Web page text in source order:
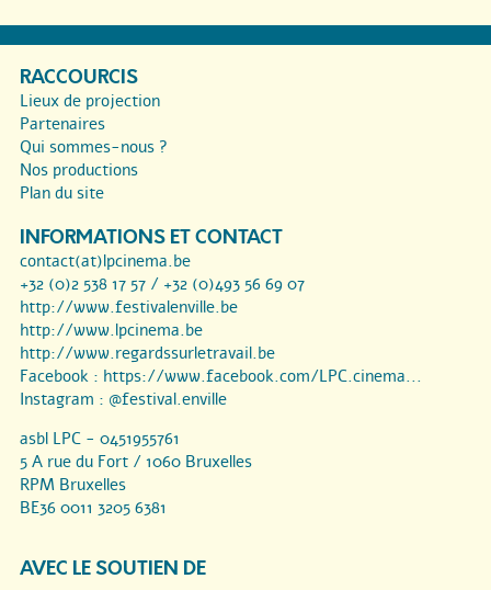
RACCOURCIS
Lieux de projection
Partenaires
Qui sommes-nous ?
Nos productions
Plan du site
INFORMATIONS ET CONTACT
contact(at)lpcinema.be
+32 (0)2 538 17 57 / +32 (0)493 56 69 07
http://www.festivalenville.be
http://www.lpcinema.be
http://www.regardssurletravail.be
Facebook : https://www.facebook.com/LPC.cinema...
Instagram : @festival.enville
asbl LPC - 0451955761
5 A rue du Fort / 1060 Bruxelles
RPM Bruxelles
BE36 0011 3205 6381
AVEC LE SOUTIEN DE